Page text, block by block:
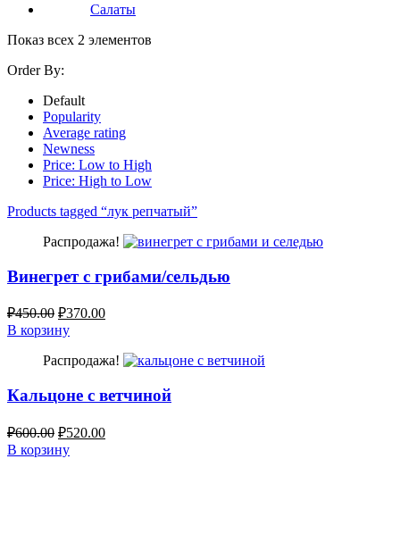
Салаты
Показ всех 2 элементов
Order By:
Default
Popularity
Average rating
Newness
Price: Low to High
Price: High to Low
Products tagged “лук репчатый”
Распродажа!
Винегрет с грибами/сельдью
₽450.00 ₽370.00
В корзину
Распродажа!
Кальцоне с ветчиной
₽600.00 ₽520.00
В корзину